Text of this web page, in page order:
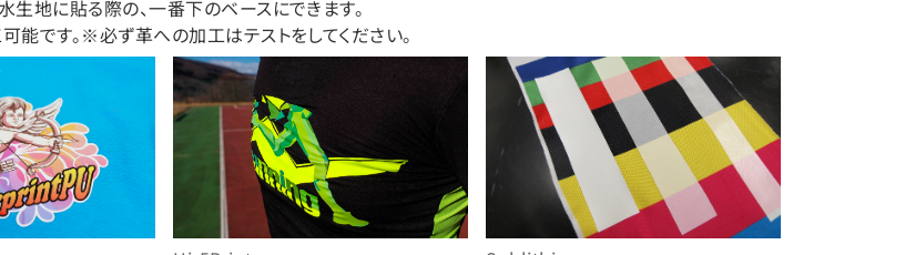
生地に貼る際の、一番下のベースにできます。
能です。※必ず革への加工はテストをしてください。